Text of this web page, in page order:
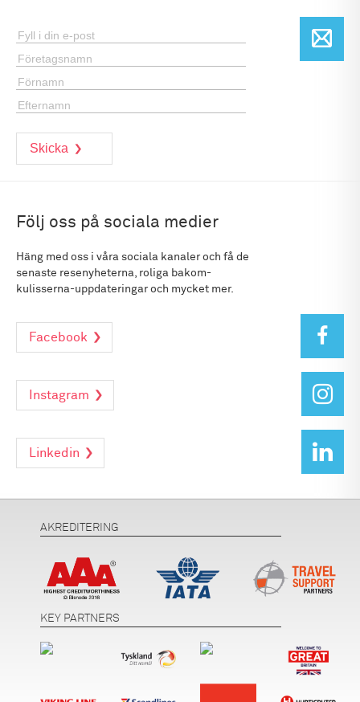
Följ oss på sociala medier
Häng med oss i våra sociala kanaler och få de
senaste resenyheterna, roliga bakom-
kulisserna-uppdateringar och mycket mer.
Facebook
Instagram
Linkedin
AKREDITERING
KEY PARTNERS